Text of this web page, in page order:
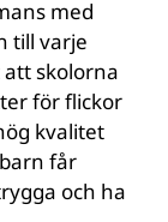
med
till varje
skolorna
för flickor
kvalitet
får
och ha